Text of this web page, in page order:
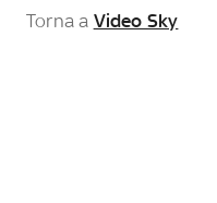
Torna a Video Sky